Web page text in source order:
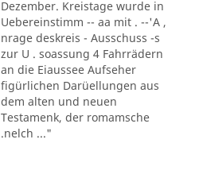
Dezember. Kreistage wurde in
Uebereinstimm -- aa mit . --'A ,
nrage deskreis - Ausschuss -s
zur U . soassung 4 Fahrrädern
an die Eiaussee Aufseher
figürlichen Darüellungen aus
dem alten und neuen
Testamenk, der romamsche
.nelch ..."